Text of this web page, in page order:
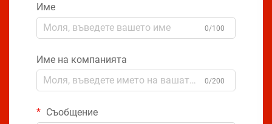
Име
0/100
Име на компанията
0/200
Съобщение